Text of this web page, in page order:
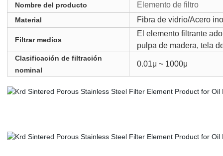
Nombre del producto Elemento de filtro
Material Fibra de vidrio/Acero
Filtrar medios
El elemento filtrante
pulpa de madera, tela
Clasificación de filtración
nominal
0.01μ ~ 1000μ